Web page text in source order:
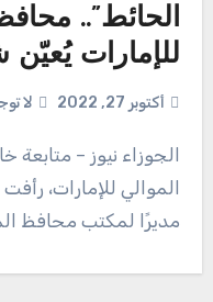
الحائط”..
للإمارات يُعيّن
أكتوبر 27, 2022 لا
الموالي للإمارات،
مديرًا لمكتب محافظ